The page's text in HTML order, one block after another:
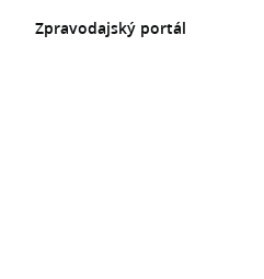
Zpravodajský portál